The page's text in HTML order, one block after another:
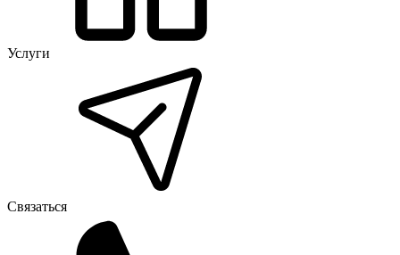
Услуги
Связаться